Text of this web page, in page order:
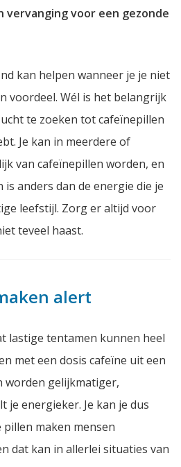
vervanging voor een gezonde
kan helpen wanneer je je niet
voordeel. Wél is het belangrijk
te zoeken tot cafeïnepillen
Je kan in meerdere of
van cafeïnepillen worden, en
is anders dan de energie die je
leefstijl. Zorg er altijd voor
teveel haast.
alert
lastige tentamen kunnen heel
met een dosis cafeïne uit een
worden gelijkmatiger,
je energieker. Je kan je dus
maken mensen
dat kan in allerlei situaties van